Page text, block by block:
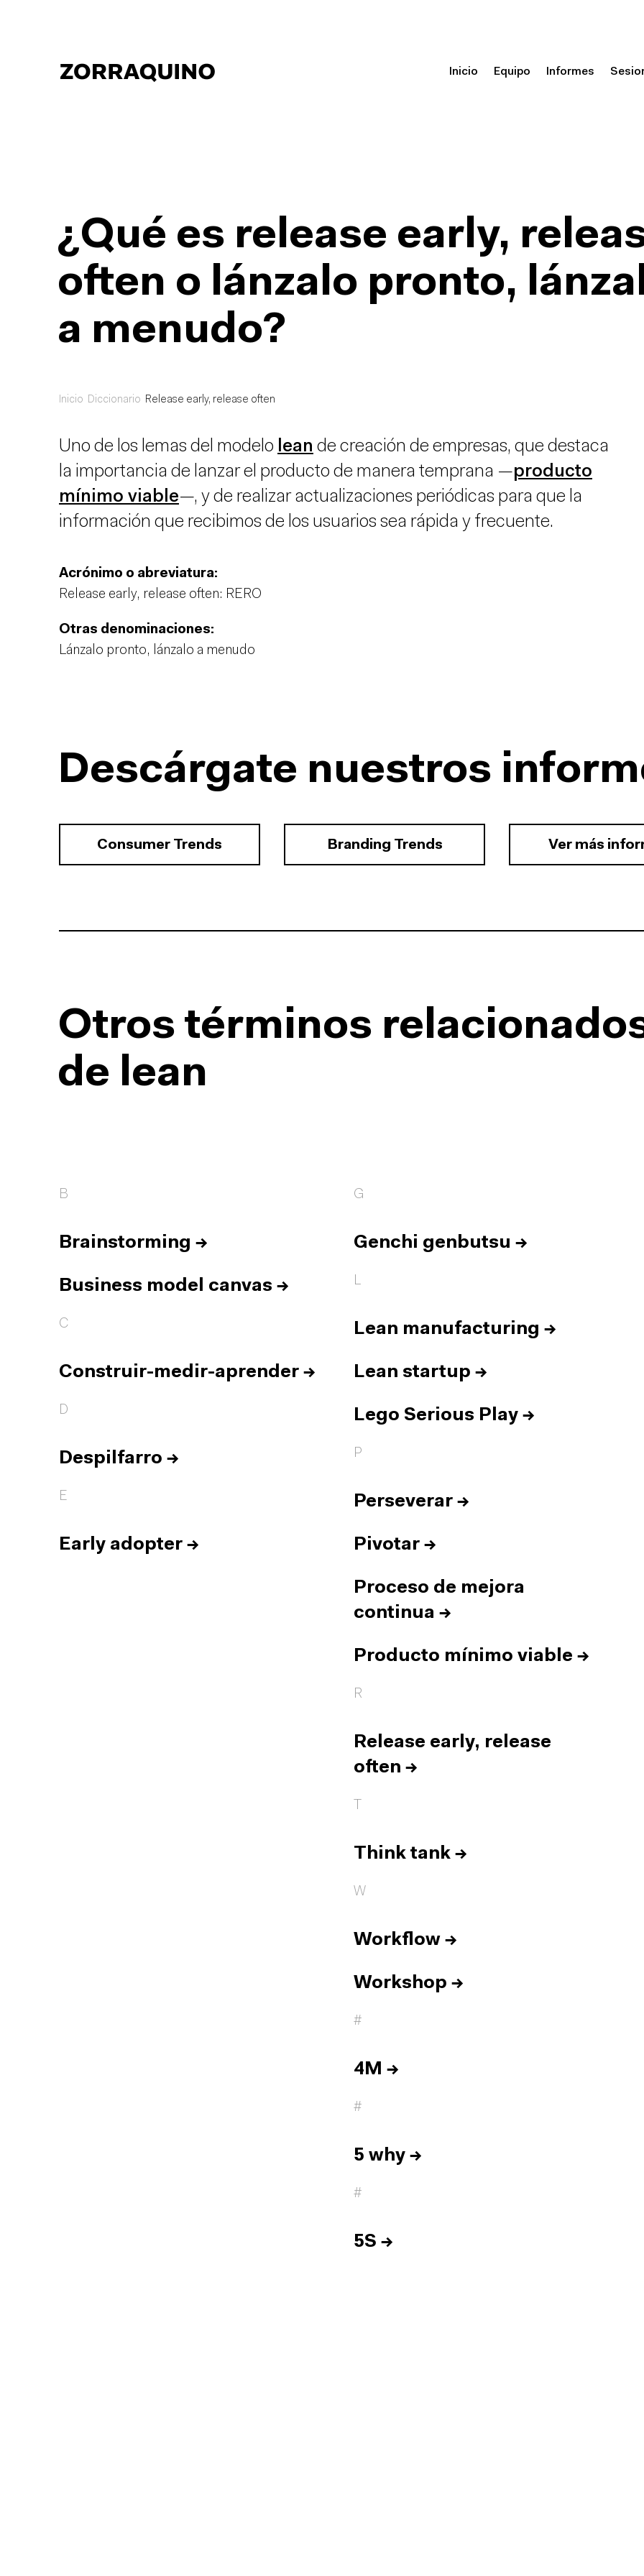
Inicio Equipo Informes
¿Qué es release early,
often o lánzalo pronto,
a menudo?
Inicio Diccionario Release early, release often
Uno de los lemas del modelo lean de creación de empresas, que destaca
la importancia de lanzar el producto de manera temprana —producto
mínimo viable—, y de realizar actualizaciones periódicas para que la
información que recibimos de los usuarios sea rápida y frecuente.
Acrónimo o abreviatura:
Release early, release often: RERO
Otras denominaciones:
Lánzalo pronto, lánzalo a menudo
Descárgate nuestros
Consumer Trends Branding Trends Ver más
Otros términos
de lean
B
Brainstorming →
Business model canvas →
C
Construir-medir-aprender →
D
Despilfarro →
E
Early adopter →
G
Genchi genbutsu →
L
Lean manufacturing →
Lean startup →
Lego Serious Play →
P
Perseverar →
Pivotar →
Proceso de mejora
continua →
Producto mínimo viable →
R
Release early, release
often →
T
Think tank →
W
Workflow →
Workshop →
#
4M →
#
5 why →
#
5S →